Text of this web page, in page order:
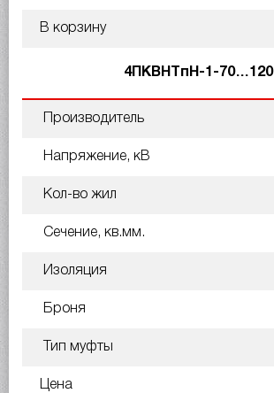
В корзину
4ПКВНТпН-1-70…120
Производитель
Напряжение, кВ
Кол-во жил
Сечение, кв.мм.
Изоляция
Броня
Тип муфты
Цена